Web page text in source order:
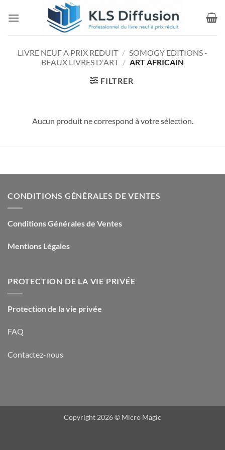
LIVRE NEUF A PRIX REDUIT / SOMOGY EDITIONS -
BEAUX LIVRES D'ART / ART AFRICAIN
FILTRER
Aucun produit ne correspond à votre sélection.
CONDITIONS GÉNÉRALES DE VENTES
Conditions Générales de Ventes
Mentions Légales
PROTECTION DE LA VIE PRIVÉE
Protection de la vie privée
FAQ
Contactez-nous
Copyright 2026 © Micro Magic